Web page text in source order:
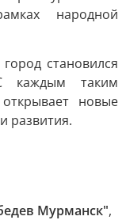
народной
становился
каждым таким
новые
развития.
Мурманск",